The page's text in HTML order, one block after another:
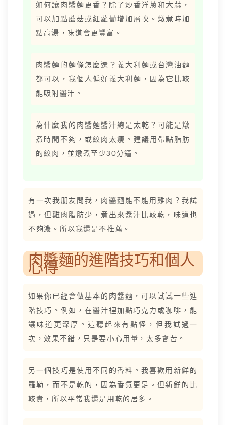
如何讓肉醬麵更香？除了炒香洋蔥和大蒜，
可以加點蘑菇或紅蘿蔔增加層次。燉煮時加
點高湯，味道會更豐富。
肉醬麵的麵條怎麼選？義大利麵或台灣油麵
都可以，我個人偏好義大利麵，因為它比較
能吸附醬汁。
為什麼我的肉醬麵醬汁總是太乾？可能是燉
煮時間不夠，或絞肉太瘦。建議用帶點脂肪
的絞肉，並燉煮至少30分鐘。
有一次我朋友問我，肉醬麵能不能用雞肉？我試
過，但雞肉脂肪少，煮出來醬汁比較乾，味道也
不夠濃。所以我還是不推薦。
肉醬麵的進階技巧和個人
心得
如果你已經會做基本的肉醬麵，可以試試一些進
階技巧。例如，在醬汁裡加點巧克力或咖啡，能
讓味道更深厚。這聽起來有點怪，但我試過一
次，效果不錯，只是要小心用量，太多會苦。
另一個技巧是使用不同的香料。我喜歡用新鮮的
羅勒，而不是乾的，因為香氣更足。但新鮮的比
較貴，所以平常我還是用乾的居多。